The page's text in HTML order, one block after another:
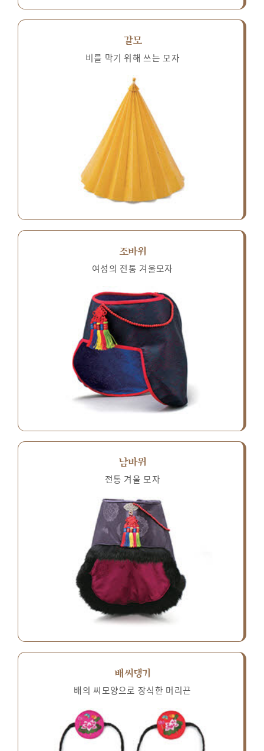
갈모
비를 막기 위해 쓰는 모자
조바위
여성의 전통 겨울모자
남바위
전통 겨울 모자
배씨댕기
배의 씨모양으로 장식한 머리끈